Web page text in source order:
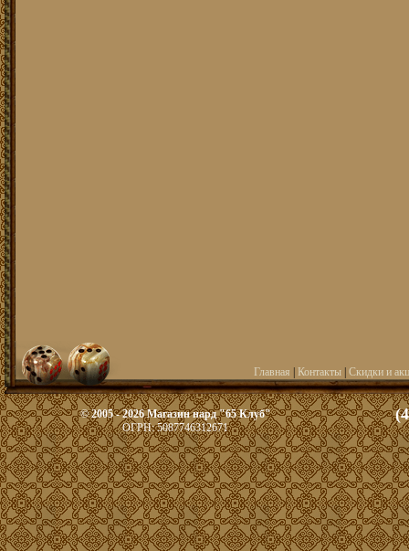
Главная Контакты| Скидки и
© 2005 - 2026 Магазин нард "65 Клуб"
ОГРН: 5087746312671